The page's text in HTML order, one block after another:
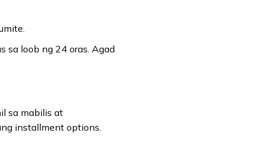
sa loob ng 24 oras. Agad
sa mabilis at
installment options.